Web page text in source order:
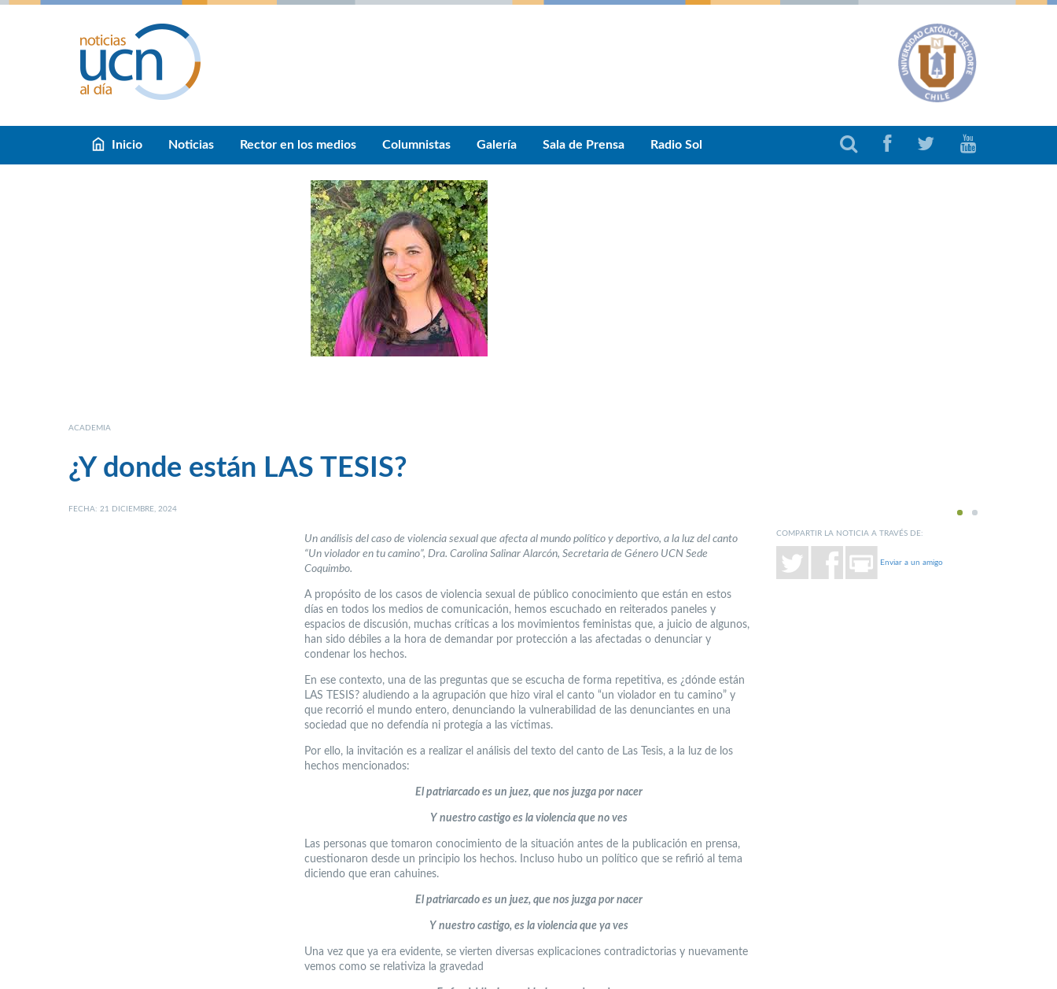
Inicio Noticias Rector en los medios Columnistas Galería Sala de Prensa Radio Sol
1 2
ACADEMIA
¿Y donde están LAS TESIS?
FECHA: 21 DICIEMBRE, 2024
Un análisis del caso de violencia sexual que afecta al mundo político y deportivo, a la luz del canto
“Un violador en tu camino”, Dra. Carolina Salinar Alarcón, Secretaria de Género UCN Sede
Coquimbo.
A propósito de los casos de violencia sexual de público conocimiento que están en estos
días en todos los medios de comunicación, hemos escuchado en reiterados paneles y
espacios de discusión, muchas críticas a los movimientos feministas que, a juicio de algunos,
han sido débiles a la hora de demandar por protección a las afectadas o denunciar y
condenar los hechos.
En ese contexto, una de las preguntas que se escucha de forma repetitiva, es ¿dónde están
LAS TESIS? aludiendo a la agrupación que hizo viral el canto “un violador en tu camino” y
que recorrió el mundo entero, denunciando la vulnerabilidad de las denunciantes en una
sociedad que no defendía ni protegía a las víctimas.
Por ello, la invitación es a realizar el análisis del texto del canto de Las Tesis, a la luz de los
hechos mencionados:
El patriarcado es un juez, que nos juzga por nacer
Y nuestro castigo es la violencia que no ves
Las personas que tomaron conocimiento de la situación antes de la publicación en prensa,
cuestionaron desde un principio los hechos. Incluso hubo un político que se refirió al tema
diciendo que eran cahuines.
El patriarcado es un juez, que nos juzga por nacer
Y nuestro castigo, es la violencia que ya ves
Una vez que ya era evidente, se vierten diversas explicaciones contradictorias y nuevamente
vemos como se relativiza la gravedad
COMPARTIR LA NOTICIA A TRAVÉS DE:
Enviar a un amigo